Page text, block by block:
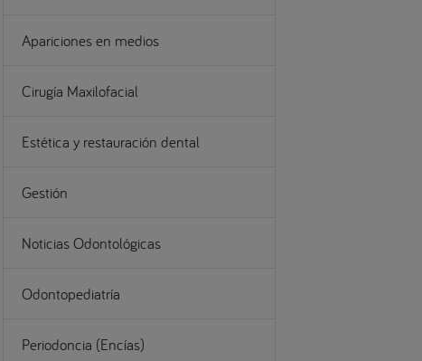
Apariciones en medios
Cirugía Maxilofacial
Estética y restauración dental
Gestión
Noticias Odontológicas
Odontopediatría
Periodoncia (Encías)